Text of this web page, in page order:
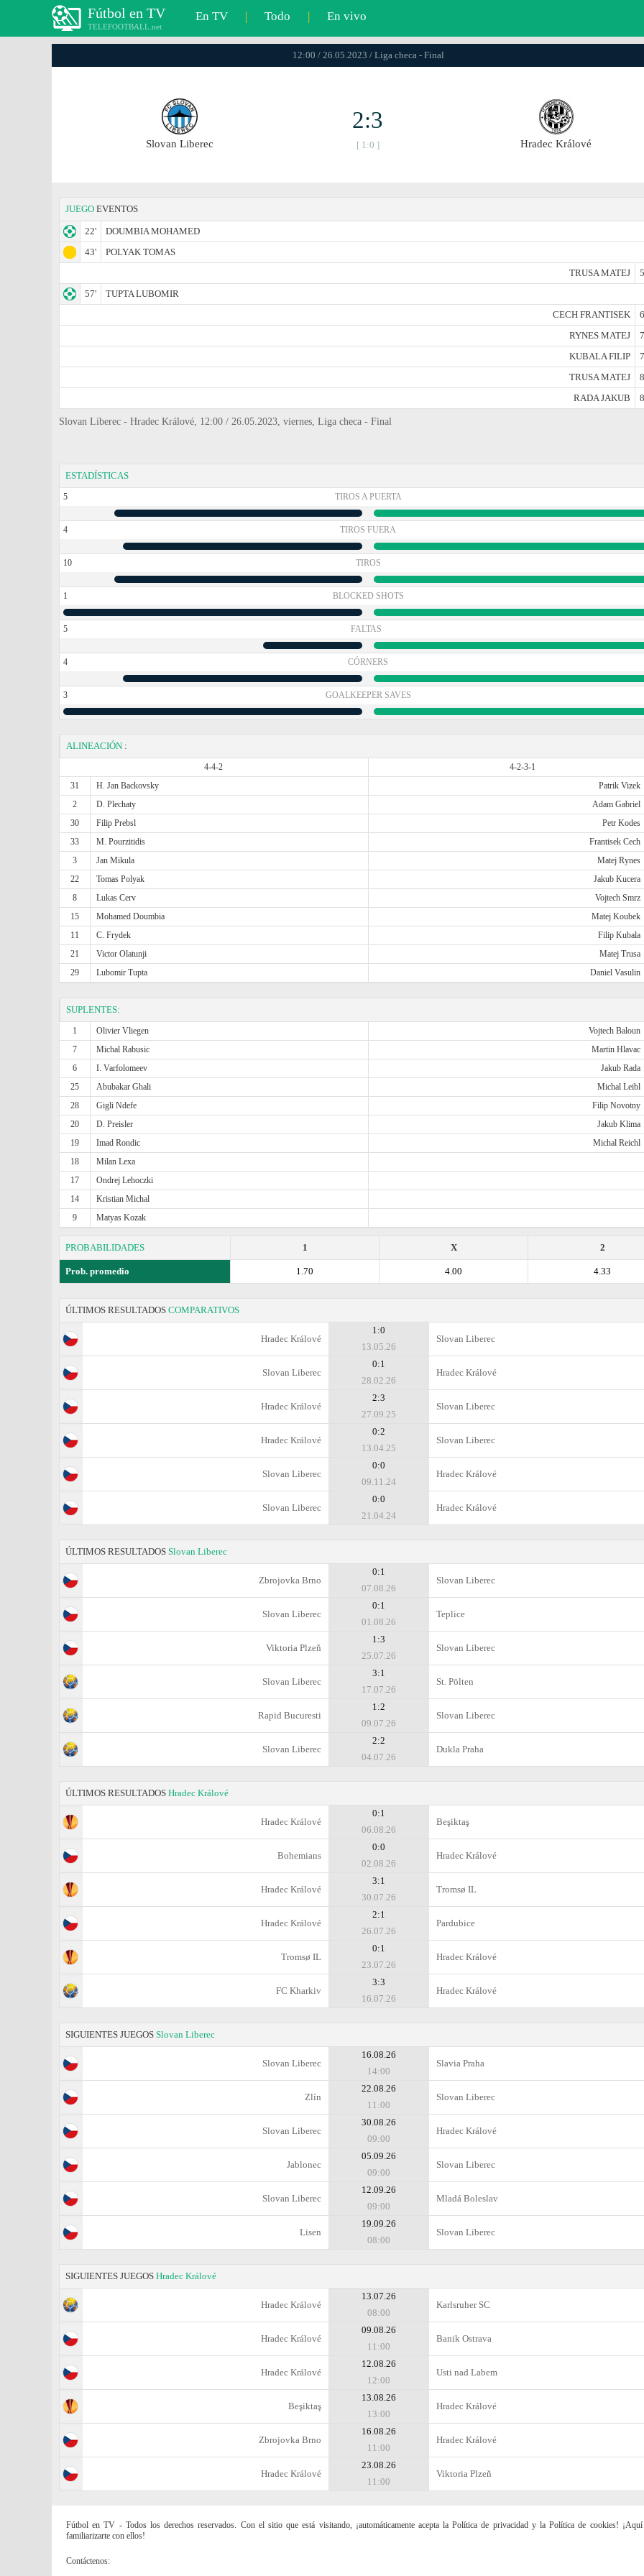
Fútbol en TV
TELEFOOTBALL.net
En TV | Todo | En vivo
12:00 / 26.05.2023 / Liga checa - Final
Slovan Liberec
2:3
[ 1:0 ] Hradec Králové
JUEGO EVENTOS
22'
DOUMBIA MOHAMED
43'
POLYAK TOMAS
TRUSA MATEJ
57'
TUPTA LUBOMIR
CECH FRANTISEK
RYNES MATEJ
KUBALA FILIP
TRUSA MATEJ
RADA JAKUB
Slovan Liberec - Hradec Králové, 12:00 / 26.05.2023, viernes, Liga checa - Final
ESTADÍSTICAS
5 TIROS A PUERTA
4 TIROS FUERA
10 TIROS
1 BLOCKED SHOTS
5 FALTAS
4 CÓRNERS
3 GOALKEEPER SAVES
ALINEACIÓN :
4-4-2
4-2-3-1
31
H. Jan Backovsky Patrik Vizek
2
D. Plechaty Adam Gabriel
30
Filip Prebsl Petr Kodes
33
M. Pourzitidis Frantisek Cech
3
Jan Mikula Matej Rynes
22
Tomas Polyak Jakub Kucera
8
Lukas Cerv Vojtech Smrz
15
Mohamed Doumbia Matej Koubek
11
C. Frydek Filip Kubala
21
Victor Olatunji Matej Trusa
29
Lubomir Tupta Daniel Vasulin
SUPLENTES:
1 Olivier Vliegen Vojtech Baloun
7
Michal Rabusic Martin Hlavac
6
I. Varfolomeev Jakub Rada
25
Abubakar Ghali Michal Leibl
28
Gigli Ndefe Filip Novotny
20
D. Preisler Jakub Klima
19
Imad Rondic Michal Reichl
18
Milan Lexa
17
Ondrej Lehoczki
14
Kristian Michal
9
Matyas Kozak
PROBABILIDADES 2
X
1
Prob. promedio 4.33
4.00
1.70
ÚLTIMOS RESULTADOS COMPARATIVOS
Hradec Králové
1:0
13.05.26
Slovan Liberec
Slovan Liberec
0:1
28.02.26
Hradec Králové
Hradec Králové
2:3
27.09.25
Slovan Liberec
Hradec Králové
0:2
13.04.25
Slovan Liberec
Slovan Liberec
0:0
09.11.24
Hradec Králové
Slovan Liberec
0:0
21.04.24
Hradec Králové
ÚLTIMOS RESULTADOS Slovan Liberec
Zbrojovka Brno
0:1
07.08.26
Slovan Liberec
Slovan Liberec
0:1
01.08.26
Teplice
Viktoria Plzeň
1:3
25.07.26
Slovan Liberec
Slovan Liberec
3:1
17.07.26
St. Pölten
Rapid Bucuresti
1:2
09.07.26
Slovan Liberec
Slovan Liberec
2:2
04.07.26
Dukla Praha
ÚLTIMOS RESULTADOS Hradec Králové
Hradec Králové
0:1
06.08.26
Beşiktaş
Bohemians
0:0
02.08.26
Hradec Králové
Hradec Králové
3:1
30.07.26
Tromsø IL
Hradec Králové
2:1
26.07.26
Pardubice
Tromsø IL
0:1
23.07.26
Hradec Králové
FC Kharkiv
3:3
16.07.26
Hradec Králové
SIGUIENTES JUEGOS Slovan Liberec
Slovan Liberec
16.08.26
14:00
Slavia Praha
Zlín
22.08.26
11:00
Slovan Liberec
Slovan Liberec
30.08.26
09:00
Hradec Králové
Jablonec
05.09.26
09:00
Slovan Liberec
Slovan Liberec
12.09.26
09:00
Mladá Boleslav
Lisen
19.09.26
08:00
Slovan Liberec
SIGUIENTES JUEGOS Hradec Králové
Hradec Králové
13.07.26
08:00
Karlsruher SC
Hradec Králové
09.08.26
11:00
Banik Ostrava
Hradec Králové
12.08.26
12:00
Usti nad Labem
Beşiktaş
13.08.26
13:00
Hradec Králové
Zbrojovka Brno
16.08.26
11:00
Hradec Králové
Hradec Králové
23.08.26
11:00
Viktoria Plzeň
Fútbol en TV - Todos los derechos reservados. Con el sitio que está visitando, ¡automáticamente acepta la Política de privacidad y la Política de cookies! ¡Aquí
familiarizarte con ellos!
Contáctenos: